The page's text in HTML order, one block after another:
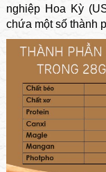
nghiệp Hoa Kỳ
chứa một số thành